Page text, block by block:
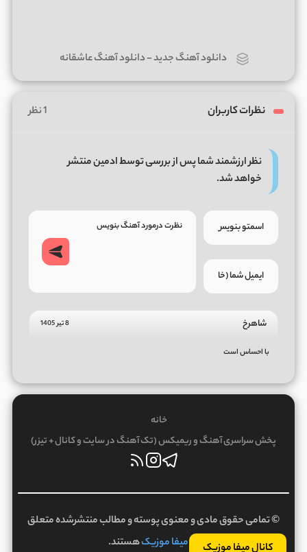
کانال میفا موزیک
دانلود آهنگ جدید-دانلود آهنگ عاشقانه
نظرات کاربران 1 نظر
نظر ارزشمند شما پس از بررسی توسط ادمین منتشر
خواهد شد.
شاهرخ 8 تیر 1405
با احساس است
خانه
پخش سراسری آهنگ و ریمیکس (تک آهنگ در سایت و کانال + تیزر)
© تمامی حقوق مادی و معنوی پوسته و مطالب منتشرشده متعلق
بهمیفا موزیکهستند.